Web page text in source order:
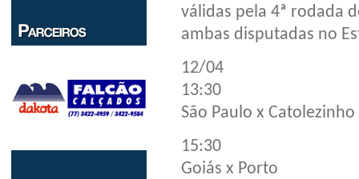
válidas pela 4ª rodada
ambas disputadas no
12/04
13:30
São Paulo x Catolezinho
15:30
Goiás x Porto